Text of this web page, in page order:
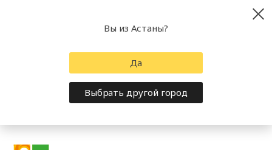
Вы из Астаны?
Да
Выбрать другой город